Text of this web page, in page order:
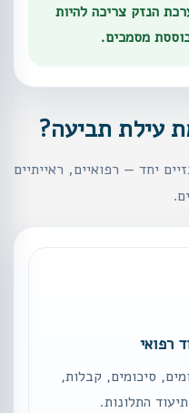
הנזק צריכה להיות
מסמכים.
עילת תביעה?
יחד — רפואיים, ראייתיים
סיכומים, קבלות,
התלונות.